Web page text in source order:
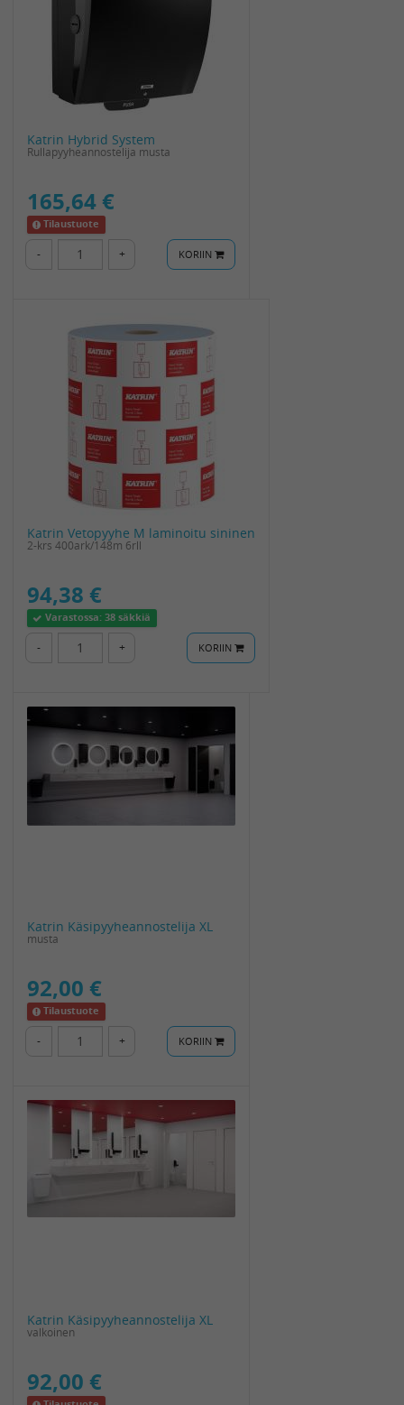
Katrin Hybrid System
Rullapyyheannostelija musta
165,64 €
Tilaustuote
- + KORIIN
Katrin Vetopyyhe M laminoitu sininen
2-krs 400ark/148m 6rll
94,38 €
Varastossa:38 säkkiä
- + KORIIN
Katrin Käsipyyheannostelija XL
musta
92,00 €
Tilaustuote
- + KORIIN
Katrin Käsipyyheannostelija XL
valkoinen
92,00 €